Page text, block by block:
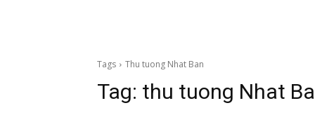
Tags Thu tuong Nhat Ban
Tag: thu tuong Nhat